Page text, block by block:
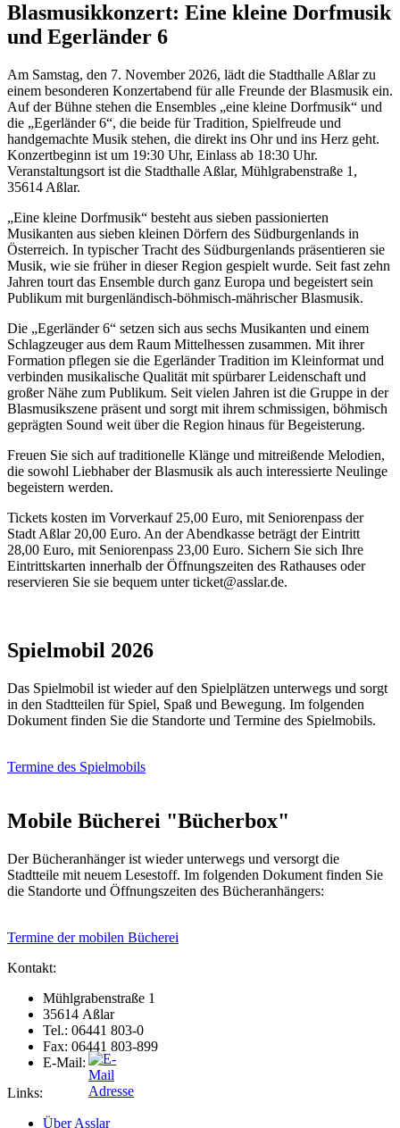
Blasmusikkonzert: Eine kleine Dorfmusik
und Egerländer 6
Am Samstag, den 7. November 2026, lädt die Stadthalle Aßlar zu
einem besonderen Konzertabend für alle Freunde der Blasmusik ein.
Auf der Bühne stehen die Ensembles „eine kleine Dorfmusik“ und
die „Egerländer 6“, die beide für Tradition, Spielfreude und
handgemachte Musik stehen, die direkt ins Ohr und ins Herz geht.
Konzertbeginn ist um 19:30 Uhr, Einlass ab 18:30 Uhr.
Veranstaltungsort ist die Stadthalle Aßlar, Mühlgrabenstraße 1,
35614 Aßlar.
„Eine kleine Dorfmusik“ besteht aus sieben passionierten
Musikanten aus sieben kleinen Dörfern des Südburgenlands in
Österreich. In typischer Tracht des Südburgenlands präsentieren sie
Musik, wie sie früher in dieser Region gespielt wurde. Seit fast zehn
Jahren tourt das Ensemble durch ganz Europa und begeistert sein
Publikum mit burgenländisch-böhmisch-mährischer Blasmusik.
Die „Egerländer 6“ setzen sich aus sechs Musikanten und einem
Schlagzeuger aus dem Raum Mittelhessen zusammen. Mit ihrer
Formation pflegen sie die Egerländer Tradition im Kleinformat und
verbinden musikalische Qualität mit spürbarer Leidenschaft und
großer Nähe zum Publikum. Seit vielen Jahren ist die Gruppe in der
Blasmusikszene präsent und sorgt mit ihrem schmissigen, böhmisch
geprägten Sound weit über die Region hinaus für Begeisterung.
Freuen Sie sich auf traditionelle Klänge und mitreißende Melodien,
die sowohl Liebhaber der Blasmusik als auch interessierte Neulinge
begeistern werden.
Tickets kosten im Vorverkauf 25,00 Euro, mit Seniorenpass der
Stadt Aßlar 20,00 Euro. An der Abendkasse beträgt der Eintritt
28,00 Euro, mit Seniorenpass 23,00 Euro. Sichern Sie sich Ihre
Eintrittskarten innerhalb der Öffnungszeiten des Rathauses oder
reservieren Sie sie bequem unter ticket@asslar.de.
Spielmobil 2026
Das Spielmobil ist wieder auf den Spielplätzen unterwegs und sorgt
in den Stadtteilen für Spiel, Spaß und Bewegung. Im folgenden
Dokument finden Sie die Standorte und Termine des Spielmobils.
Termine des Spielmobils
Mobile Bücherei "Bücherbox"
Der Bücheranhänger ist wieder unterwegs und versorgt die
Stadtteile mit neuem Lesestoff. Im folgenden Dokument finden Sie
die Standorte und Öffnungszeiten des Bücheranhängers:
Termine der mobilen Bücherei
Kontakt:
Mühlgrabenstraße 1
35614 Aßlar
Tel.: 06441 803-0
Fax: 06441 803-899
E-Mail:
Links:
Über Asslar